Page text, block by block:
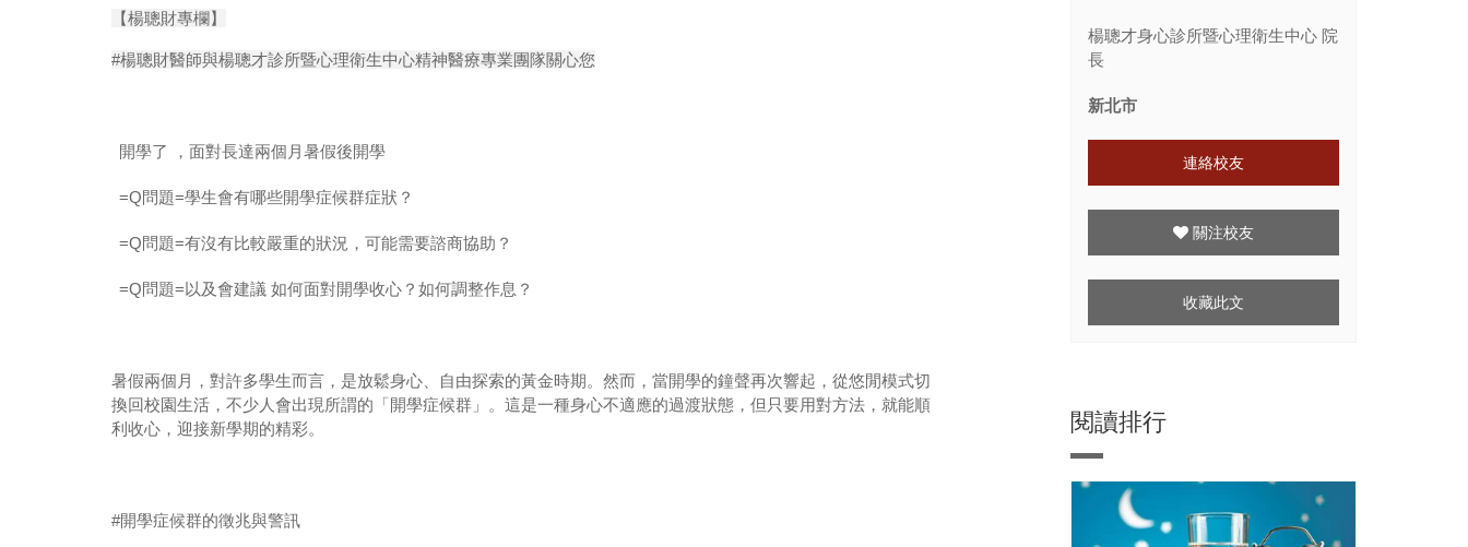
【楊聰財專欄】
#楊聰財醫師與楊聰才診所暨心理衛生中心精神醫療專業團隊關心您
開學了 ，面對長達兩個月暑假後開學
=Q問題=學生會有哪些開學症候群症狀？
=Q問題=有沒有比較嚴重的狀況，可能需要諮商協助？
=Q問題=以及會建議 如何面對開學收心？如何調整作息？
暑假兩個月，對許多學生而言，是放鬆身心、自由探索的黃金時期。然而，當開學的鐘聲再次響起，從悠閒模式切
換回校園生活，不少人會出現所謂的「開學症候群」。這是一種身心不適應的過渡狀態，但只要用對方法，就能順
利收心，迎接新學期的精彩。
#開學症候群的徵兆與警訊
楊聰才身心診所暨心理衛生中心 院
長
新北市
連絡校友
關注校友
收藏此文
閱讀排行